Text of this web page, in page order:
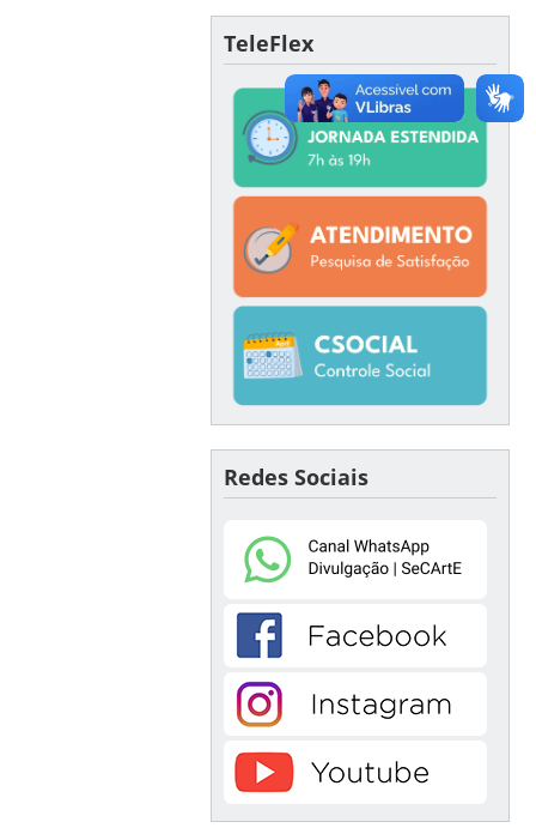
TeleFlex
Redes Sociais